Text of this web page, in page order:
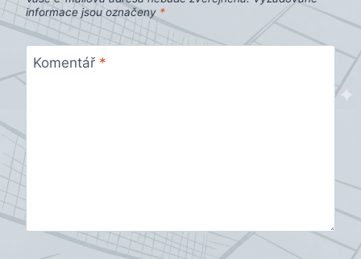
informace jsou označeny *
Komentář *